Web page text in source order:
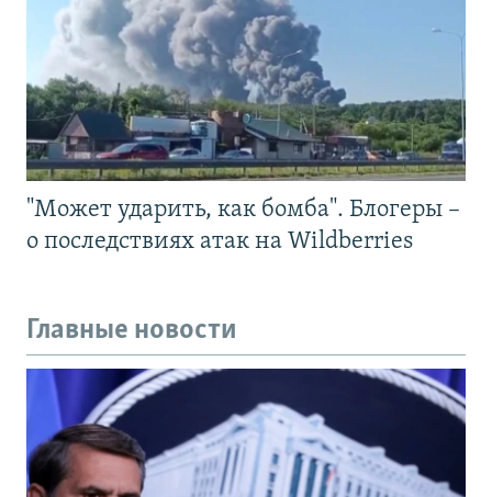
"Может ударить, как бомба". Блогеры –
о последствиях атак на Wildberries
Главные новости